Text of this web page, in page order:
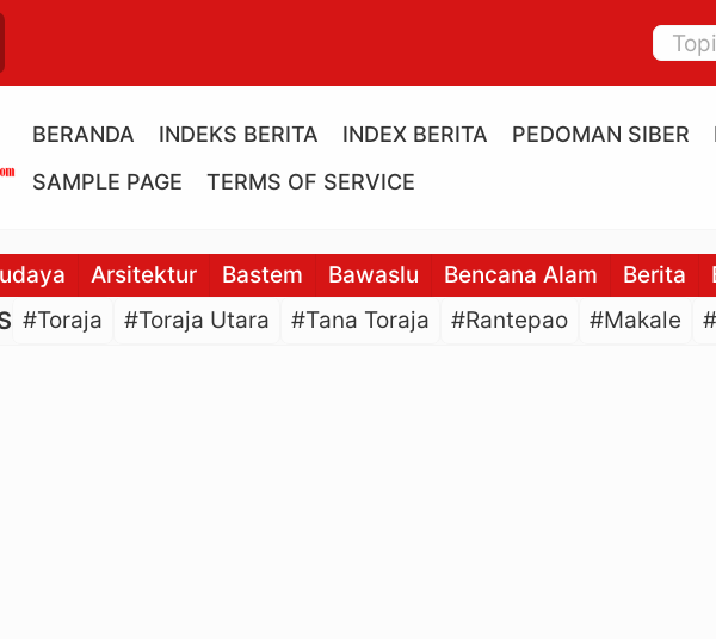
BERANDA INDEKS BERITA INDEX BERITA PEDOMAN SIBER
SAMPLE PAGE
TERMS OF SERVICE
Arsitektur Bastem Bawaslu Bencana Alam Berita
#Toraja #Toraja Utara #Tana Toraja #Rantepao #Makale